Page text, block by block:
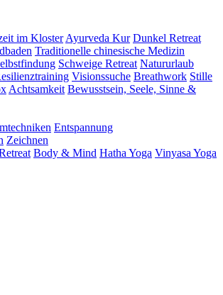
im Kloster Ayurveda Kur Dunkel Retreat
Traditionelle chinesische Medizin
Schweige Retreat Natururlaub
Visionssuche Breathwork Stille
Achtsamkeit Bewusstsein, Seele, Sinne &
Entspannung
Zeichnen
Body & Mind Hatha Yoga Vinyasa Yoga